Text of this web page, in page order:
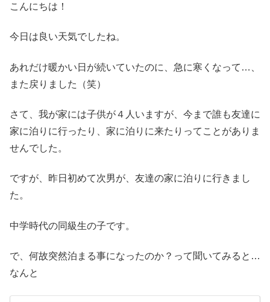
こんにちは！
今日は良い天気でしたね。
あれだけ暖かい日が続いていたのに、急に寒くなって…、
また戻りました（笑）
さて、我が家には子供が４人いますが、今まで誰も友達に
家に泊りに行ったり、家に泊りに来たりってことがありま
せんでした。
ですが、昨日初めて次男が、友達の家に泊りに行きまし
た。
中学時代の同級生の子です。
で、何故突然泊まる事になったのか？って聞いてみると…
なんと